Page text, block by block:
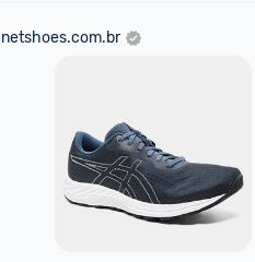
netshoes.com.br